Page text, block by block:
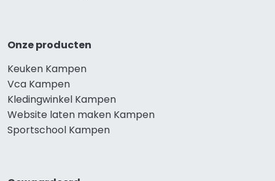
Onze producten
Keuken Kampen
Vca Kampen
Kledingwinkel Kampen
Website laten maken Kampen
Sportschool Kampen